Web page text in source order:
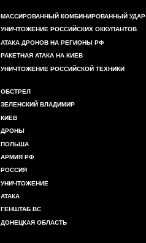
МАССИРОВАННЫЙ КОМБИНИРОВАННЫЙ УДАР
УНИЧТОЖЕНИЕ РОССИЙСКИХ ОККУПАНТОВ
АТАКА ДРОНОВ НА РЕГИОНЫ РФ
РАКЕТНАЯ АТАКА НА КИЕВ
УНИЧТОЖЕНИЕ РОССИЙСКОЙ ТЕХНИКИ
ОБСТРЕЛ
ЗЕЛЕНСКИЙ ВЛАДИМИР
КИЕВ
ДРОНЫ
ПОЛЬША
АРМИЯ РФ
РОССИЯ
УНИЧТОЖЕНИЕ
АТАКА
ГЕНШТАБ ВС
ДОНЕЦКАЯ ОБЛАСТЬ